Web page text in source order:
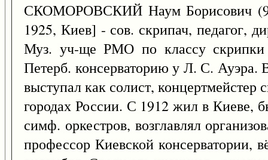
СКОМОРОВСКИЙ Наум Борисович
1925, Киев] - сов. скрипач, педагог,
Муз. уч-ще РМО по классу
Петерб. консерваторию у Л. С. Ауэра.
выступал как солист,
городах России. С 1912 жил в Киеве,
симф. оркестров, возглавлял
профессор Киевской консерватории,